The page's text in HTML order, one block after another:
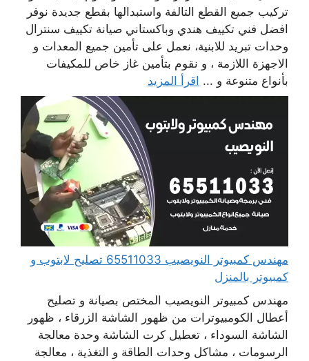
تركيب جميع القطع التالفة واستبدالها بقطع جديدة نوفر
افضل فني تكييف هندي وباكستاني صيانة تكييف سنترال
وحدات تبريد للابنية، نعمل على تأمين جميع المعدات و
الاجهزة اللازمة ، و نقوم بتأمين غاز خاص للمكيفات
بأنواع متنوعة و ... اقرأ المزيد
مهندس كمبيوتر النويصيب 65511033 تصليح لابتوب و
كمبيوتر بالمنزل
مهندس كمبيوتر النويصيب المختص بصيانة و تصليح
أعطال الكومبيوترات من ظهور الشاشة الزرقاء ، ظهور
الشاشة السوداء ، تعطيل كرت الشاشة وحدة معالجة
الرسومات ، مشاكل وحدات الطاقة و التغذية ، معالجة